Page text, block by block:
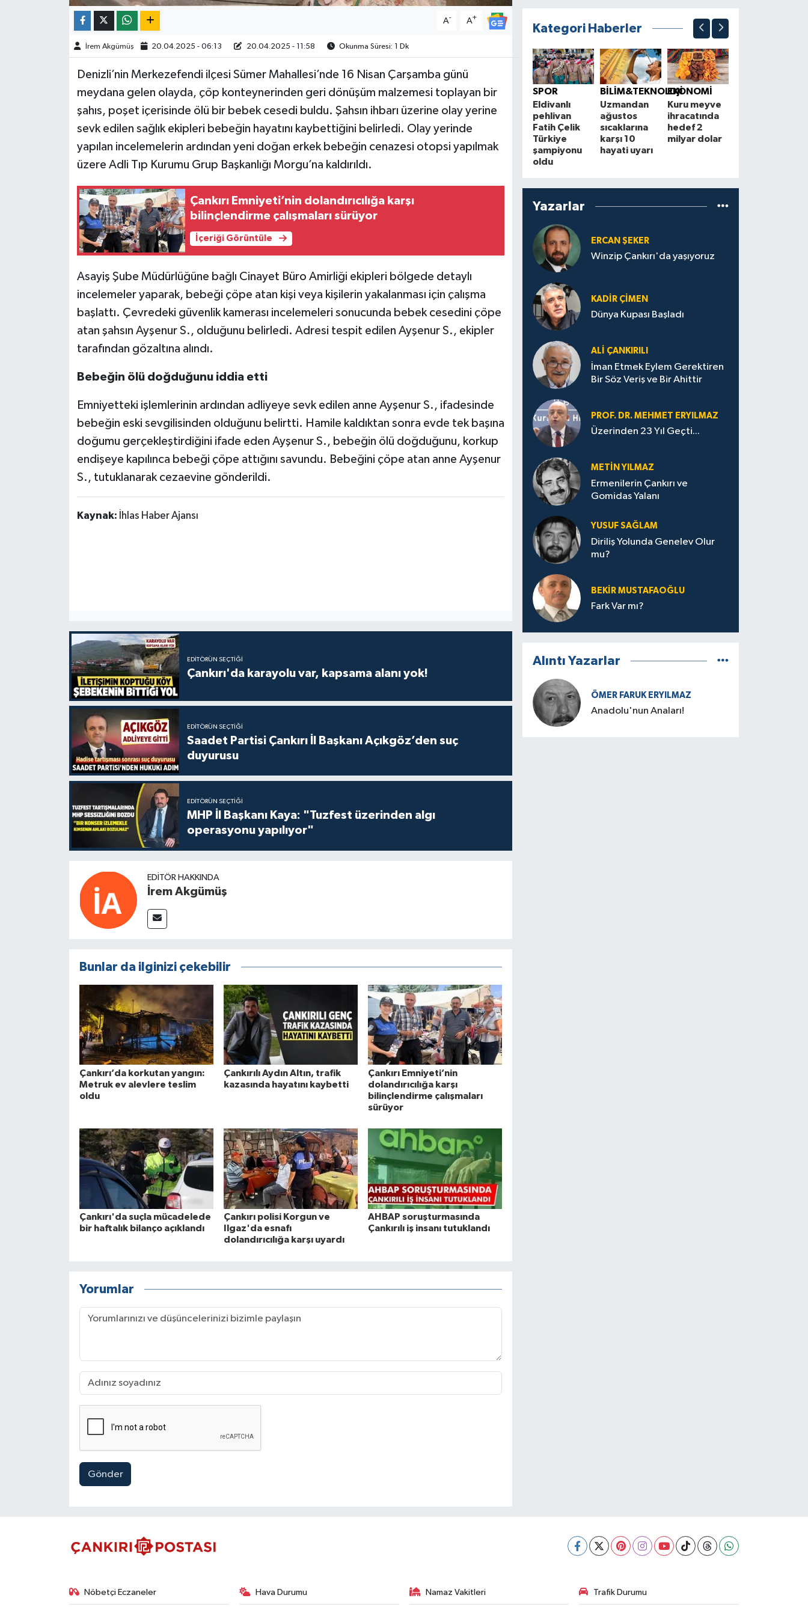
A- A+
İrem Akgümüş 20.04.2025 - 06:13 20.04.2025 - 11:58 Okunma Süresi: 1 Dk
Denizli’nin Merkezefendi ilçesi Sümer Mahallesi’nde 16 Nisan Çarşamba günü
meydana gelen olayda, çöp konteynerinden geri dönüşüm malzemesi toplayan bir
şahıs, poşet içerisinde ölü bir bebek cesedi buldu. Şahsın ihbarı üzerine olay yerine
sevk edilen sağlık ekipleri bebeğin hayatını kaybettiğini belirledi. Olay yerinde
yapılan incelemelerin ardından yeni doğan erkek bebeğin cenazesi otopsi yapılmak
üzere Adli Tıp Kurumu Grup Başkanlığı Morgu’na kaldırıldı.
Çankırı Emniyeti’nin dolandırıcılığa karşı
bilinçlendirme çalışmaları sürüyor
İçeriği Görüntüle
Asayiş Şube Müdürlüğüne bağlı Cinayet Büro Amirliği ekipleri bölgede detaylı
incelemeler yaparak, bebeği çöpe atan kişi veya kişilerin yakalanması için çalışma
başlattı. Çevredeki güvenlik kamerası incelemeleri sonucunda bebek cesedini çöpe
atan şahsın Ayşenur S., olduğunu belirledi. Adresi tespit edilen Ayşenur S., ekipler
tarafından gözaltına alındı.
Bebeğin ölü doğduğunu iddia etti
Emniyetteki işlemlerinin ardından adliyeye sevk edilen anne Ayşenur S., ifadesinde
bebeğin eski sevgilisinden olduğunu belirtti. Hamile kaldıktan sonra evde tek başına
doğumu gerçekleştirdiğini ifade eden Ayşenur S., bebeğin ölü doğduğunu, korkup
endişeye kapılınca bebeği çöpe attığını savundu. Bebeğini çöpe atan anne Ayşenur
S., tutuklanarak cezaevine gönderildi.
Kaynak: İhlas Haber Ajansı
EDITÖRÜN SEÇTIĞI
Çankırı'da karayolu var, kapsama alanı yok!
EDITÖRÜN SEÇTIĞI
Saadet Partisi Çankırı İl Başkanı Açıkgöz’den suç
duyurusu
EDITÖRÜN SEÇTIĞI
MHP İl Başkanı Kaya: "Tuzfest üzerinden algı
operasyonu yapılıyor"
EDITÖR HAKKINDA
İrem Akgümüş
Bunlar da ilginizi çekebilir
Çankırı’da korkutan yangın:
Metruk ev alevlere teslim
oldu
Çankırılı Aydın Altın, trafik
kazasında hayatını kaybetti
Çankırı Emniyeti’nin
dolandırıcılığa karşı
bilinçlendirme çalışmaları
sürüyor
Çankırı'da suçla mücadelede
bir haftalık bilanço açıklandı
Çankırı polisi Korgun ve
Ilgaz'da esnafı
dolandırıcılığa karşı uyardı
AHBAP soruşturmasında
Çankırılı iş insanı tutuklandı
Yorumlar
Gönder
Kategori Haberler
SPOR
Eldivanlı
pehlivan
Fatih Çelik
Türkiye
şampiyonu
oldu
BİLİM&TEKNOLOJİ
Uzmandan
ağustos
sıcaklarına
karşı 10
hayati uyarı
EKONOMİ
Kuru meyve
ihracatında
hedef 2
milyar dolar
Yazarlar
ERCAN ŞEKER
Winzip Çankırı'da yaşıyoruz
KADIR ÇIMEN
Dünya Kupası Başladı
ALI ÇANKIRILI
İman Etmek Eylem Gerektiren
Bir Söz Veriş ve Bir Ahittir
PROF. DR. MEHMET ERYILMAZ
Üzerinden 23 Yıl Geçti...
METIN YILMAZ
Ermenilerin Çankırı ve
Gomidas Yalanı
YUSUF SAĞLAM
Diriliş Yolunda Genelev Olur
mu?
BEKIR MUSTAFAOĞLU
Fark Var mı?
Alıntı Yazarlar
ÖMER FARUK ERYILMAZ
Anadolu'nun Anaları!
Nöbetçi Eczaneler Hava Durumu Namaz Vakitleri Trafik Durumu